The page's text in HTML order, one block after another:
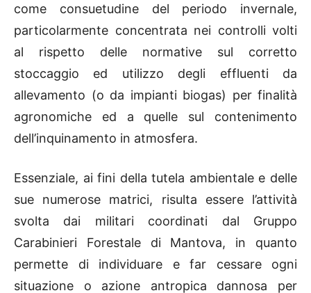
come consuetudine del periodo invernale,
particolarmente concentrata nei controlli volti
al rispetto delle normative sul corretto
stoccaggio ed utilizzo degli effluenti da
allevamento (o da impianti biogas) per finalità
agronomiche ed a quelle sul contenimento
dell’inquinamento in atmosfera.
Essenziale, ai fini della tutela ambientale e delle
sue numerose matrici, risulta essere l’attività
svolta dai militari coordinati dal Gruppo
Carabinieri Forestale di Mantova, in quanto
permette di individuare e far cessare ogni
situazione o azione antropica dannosa per